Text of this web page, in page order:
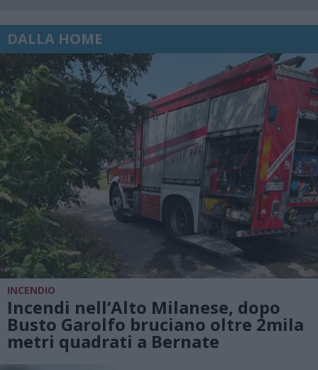
DALLA HOME
INCENDIO
Incendi nell’Alto Milanese, dopo
Busto Garolfo bruciano oltre 2mila
metri quadrati a Bernate